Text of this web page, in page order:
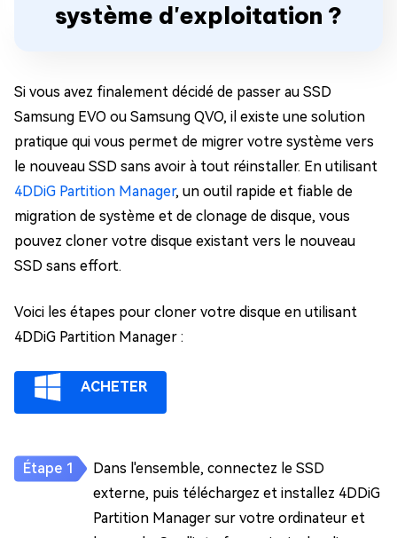
système d'exploitation ?
Si vous avez finalement décidé de passer au SSD
Samsung EVO ou Samsung QVO, il existe une solution
pratique qui vous permet de migrer votre système vers
le nouveau SSD sans avoir à tout réinstaller. En utilisant
4DDiG Partition Manager, un outil rapide et fiable de
migration de système et de clonage de disque, vous
pouvez cloner votre disque existant vers le nouveau
SSD sans effort.
Voici les étapes pour cloner votre disque en utilisant
4DDiG Partition Manager :
ACHETER
Dans l'ensemble, connectez le SSD
externe, puis téléchargez et installez 4DDiG
Partition Manager sur votre ordinateur et